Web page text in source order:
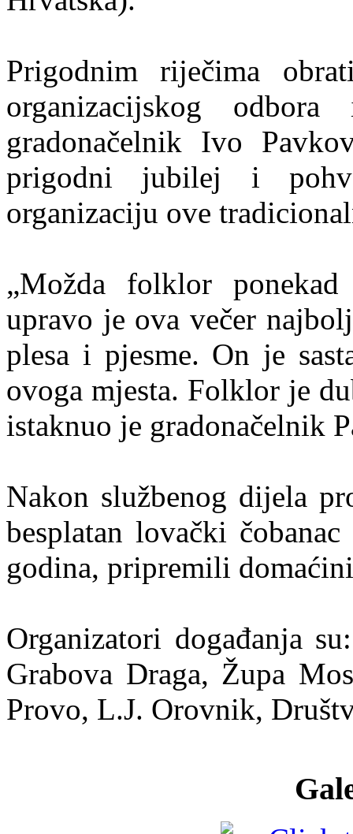
Prigodnim riječima
organizacijskog
gradonačelnik Ivo
prigodni jubilej i
organizaciju ove
„Možda folklor ponekad
upravo je ova večer
plesa i pjesme. On je
ovoga mjesta. Folklor je
istaknuo je gradonačelnik
Nakon službenog dijela
besplatan lovački
godina, pripremili
Organizatori događanja
Grabova Draga, Župa
Provo, L.J. Orovnik,